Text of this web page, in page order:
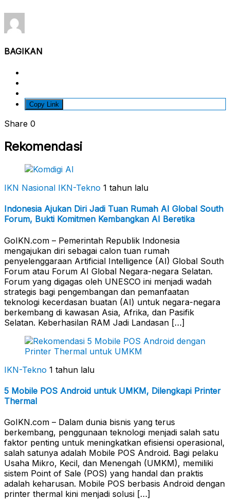
BAGIKAN
Copy Link
Share 0
Rekomendasi
IKN Nasional IKN-Tekno 1 tahun lalu
Indonesia Ajukan Diri Jadi Tuan Rumah AI Global South
Forum, Bukti Komitmen Kembangkan AI Beretika
GoIKN.com – Pemerintah Republik Indonesia
mengajukan diri sebagai calon tuan rumah
penyelenggaraan Artificial Intelligence (AI) Global South
Forum atau Forum AI Global Negara-negara Selatan.
Forum yang digagas oleh UNESCO ini menjadi wadah
strategis bagi pengembangan dan pemanfaatan
teknologi kecerdasan buatan (AI) untuk negara-negara
berkembang di kawasan Asia, Afrika, dan Pasifik
Selatan. Keberhasilan RAM Jadi Landasan […]
IKN-Tekno 1 tahun lalu
5 Mobile POS Android untuk UMKM, Dilengkapi Printer
Thermal
GoIKN.com – Dalam dunia bisnis yang terus
berkembang, penggunaan teknologi menjadi salah satu
faktor penting untuk meningkatkan efisiensi operasional,
salah satunya adalah Mobile POS Android. Bagi pelaku
Usaha Mikro, Kecil, dan Menengah (UMKM), memiliki
sistem Point of Sale (POS) yang handal dan praktis
adalah keharusan. Mobile POS berbasis Android dengan
printer thermal kini menjadi solusi […]